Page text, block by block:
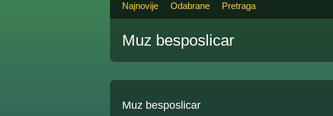
Najnovije Odabrane Pretraga
Muz besposlicar
Muz besposlicar